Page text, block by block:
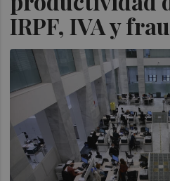
IRPF, IVA y